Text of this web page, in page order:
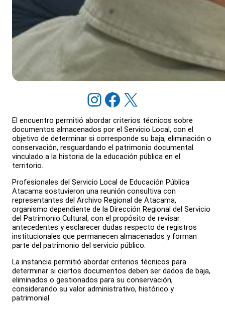
Instagram Facebook X
El encuentro permitió abordar criterios técnicos sobre
documentos almacenados por el Servicio Local, con el
objetivo de determinar si corresponde su baja, eliminación o
conservación, resguardando el patrimonio documental
vinculado a la historia de la educación pública en el
territorio.
Profesionales del Servicio Local de Educación Pública
Atacama sostuvieron una reunión consultiva con
representantes del Archivo Regional de Atacama,
organismo dependiente de la Dirección Regional del Servicio
del Patrimonio Cultural, con el propósito de revisar
antecedentes y esclarecer dudas respecto de registros
institucionales que permanecen almacenados y forman
parte del patrimonio del servicio público.
La instancia permitió abordar criterios técnicos para
determinar si ciertos documentos deben ser dados de baja,
eliminados o gestionados para su conservación,
considerando su valor administrativo, histórico y
patrimonial.